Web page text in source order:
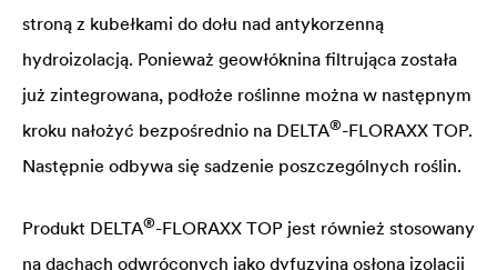
stroną z kubełkami do dołu nad antykorzenną
hydroizolacją. Ponieważ geowłóknina filtrująca została
już zintegrowana, podłoże roślinne można w następnym
kroku nałożyć bezpośrednio na DELTA®-FLORAXX TOP.
Następnie odbywa się sadzenie poszczególnych roślin.
Produkt DELTA®-FLORAXX TOP jest również stosowany
na dachach odwróconych jako dyfuzyjna osłona izolacji